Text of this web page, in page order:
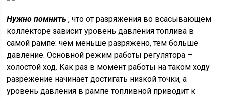
Нужно помнить , что от разряжения во всасывающем
коллекторе зависит уровень давления топлива в
самой рампе: чем меньше разряжено, тем больше
давление. Основной режим работы регулятора –
холостой ход. Как раз в момент работы на таком ходу
разрежение начинает достигать низкой точки, а
уровень давления в рампе топливной приводит к